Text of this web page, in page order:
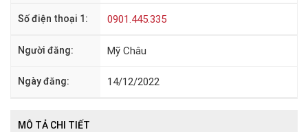
Số điện thoại 1: 0901.445.335
Người đăng: Mỹ Châu
Ngày đăng: 14/12/2022
MÔ TẢ CHI TIẾT